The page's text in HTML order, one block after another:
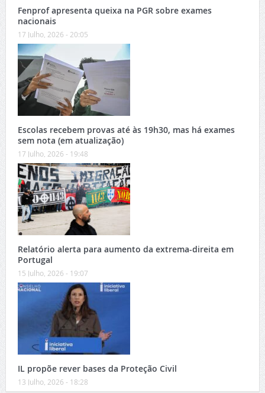
Fenprof apresenta queixa na PGR sobre exames
nacionais
17 Julho, 2026 - 20:05
Escolas recebem provas até às 19h30, mas há exames
sem nota (em atualização)
17 Julho, 2026 - 19:48
Relatório alerta para aumento da extrema-direita em
Portugal
15 Julho, 2026 - 19:07
IL propõe rever bases da Proteção Civil
13 Julho, 2026 - 18:28